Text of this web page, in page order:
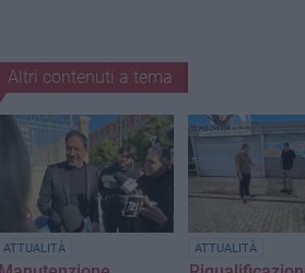
Altri contenuti a tema
ATTUALITÀ ATTUALITÀ